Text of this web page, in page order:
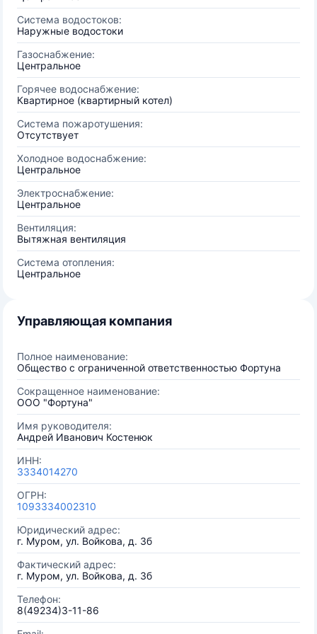
Система водостоков:
Наружные водостоки
Газоснабжение:
Центральное
Горячее водоснабжение:
Квартирное (квартирный котел)
Система пожаротушения:
Отсутствует
Холодное водоснабжение:
Центральное
Электроснабжение:
Центральное
Вентиляция:
Вытяжная вентиляция
Система отопления:
Центральное
Управляющая компания
Полное наименование:
Общество с ограниченной ответственностью Фортуна
Сокращенное наименование:
ООО "Фортуна"
Имя руководителя:
Андрей Иванович Костенюк
ИНН:
3334014270
ОГРН:
1093334002310
Юридический адрес:
г. Муром, ул. Войкова, д. 3б
Фактический адрес:
г. Муром, ул. Войкова, д. 3б
Телефон:
8(49234)3-11-86